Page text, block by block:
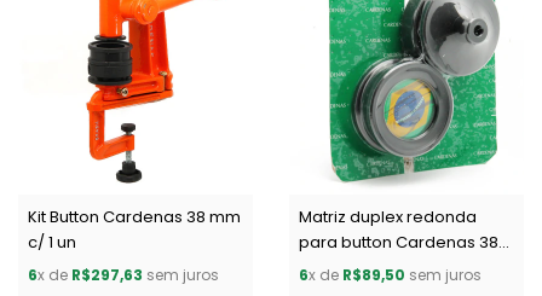
Kit Button Cardenas 38 mm
c/ 1 un
6x de R$297,63 sem juros
Matriz duplex redonda
para button Cardenas 38
mm c/ 1 un
6x de R$89,50 sem juros